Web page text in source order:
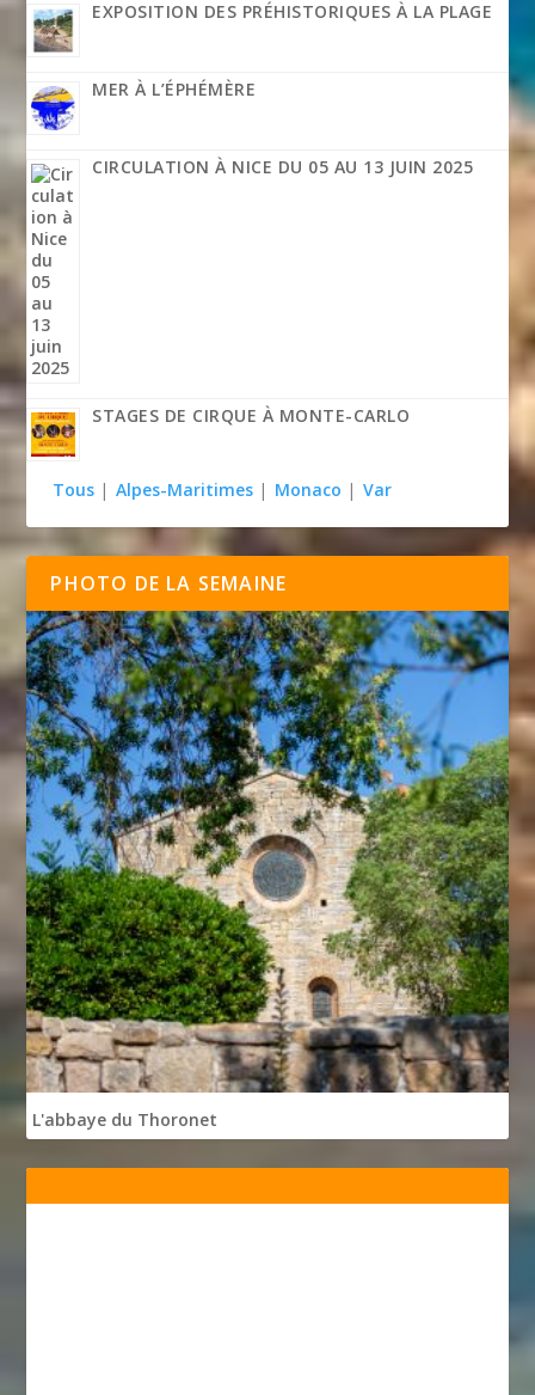
EXPOSITION DES PRÉHISTORIQUES À LA PLAGE
MER À L’ÉPHÉMÈRE
CIRCULATION À NICE DU 05 AU 13 JUIN 2025
STAGES DE CIRQUE À MONTE-CARLO
Tous | Alpes-Maritimes | Monaco | Var
PHOTO DE LA SEMAINE
L'abbaye du Thoronet